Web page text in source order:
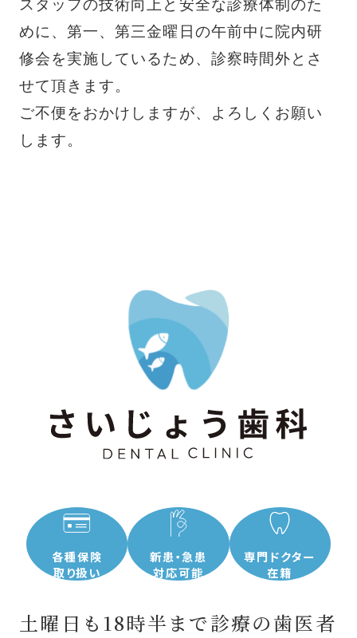
スタッフの技術向上と安全な診療体制のた
めに、第一、第三金曜日の午前中に院内研
修会を実施しているため、診察時間外とさ
せて頂きます。
ご不便をおかけしますが、よろしくお願い
します。
各種保険
取り扱い
新患・急患
対応可能
専門ドクター
在籍
土曜日も18時半まで診療の歯医者